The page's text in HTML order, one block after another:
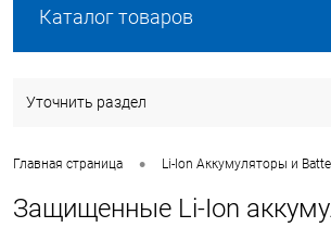
Каталог товаров
Уточнить раздел
Главная страница • Li-Ion Аккумуляторы и
Защищенные Li-Ion